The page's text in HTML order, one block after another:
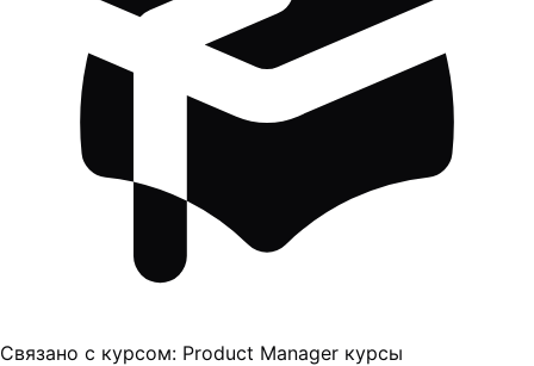
Связано с курсом: Product Manager курсы